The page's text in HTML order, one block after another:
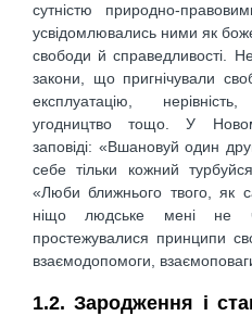
сутністю природно-
усвідомлювались ними як
свободи й справедливості.
закони, що пригнічували
експлуатацію,
угодництво тощо. У
заповіді: «Вшановуй один
себе тільки кожний
«Люби ближнього твого, як
ніщо людське мені не
простежувалися принципи
взаємодопомоги,
1.2. Зародження і